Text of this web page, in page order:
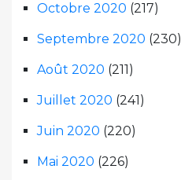
Octobre 2020 (217)
Septembre 2020 (230)
Août 2020 (211)
Juillet 2020 (241)
Juin 2020 (220)
Mai 2020 (226)